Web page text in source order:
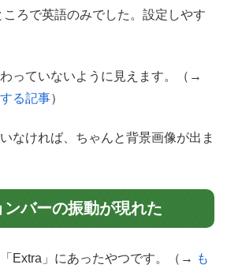
ころで英語のみでした。設定しやす
っていないように見えます。（→
る記事）
なければ、ちゃんと背景画像が出ま
バーの振動が現れた
Extra」にあったやつです。（→ も